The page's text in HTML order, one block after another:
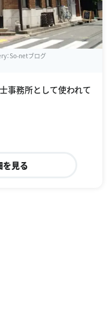
：So-netブログ
事務所として使われて
を見る